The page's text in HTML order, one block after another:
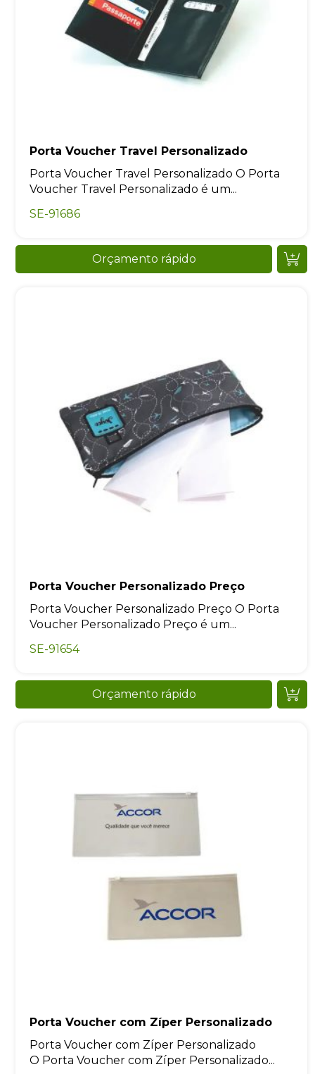
Porta Voucher Travel Personalizado
Porta Voucher Travel Personalizado O Porta
Voucher Travel Personalizado é um...
SE-91686
Orçamento rápido
Porta Voucher Personalizado Preço
Porta Voucher Personalizado Preço O Porta
Voucher Personalizado Preço é um...
SE-91654
Orçamento rápido
Porta Voucher com Zíper Personalizado
Porta Voucher com Zíper Personalizado
O Porta Voucher com Zíper Personalizado...